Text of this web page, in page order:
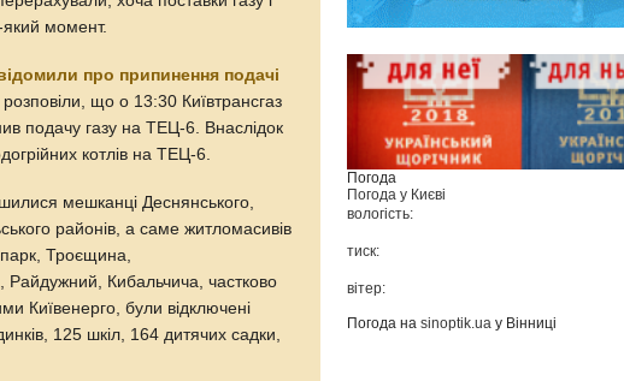
який момент.
про припинення подачі
що о 13:30 Київтрансгаз
подачу газу на ТЕЦ-6. Внаслідок
котлів на ТЕЦ-6.
мешканці Деснянського,
районів, а саме житломасивів
Троєщина,
Райдужний, Кибальчича, частково
Київенерго, були відключені
125 шкіл, 164 дитячих садки,
Погода
Погода у Києві
вологість:
тиск:
вітер:
Погода наsinoptik.ua у Вінниці